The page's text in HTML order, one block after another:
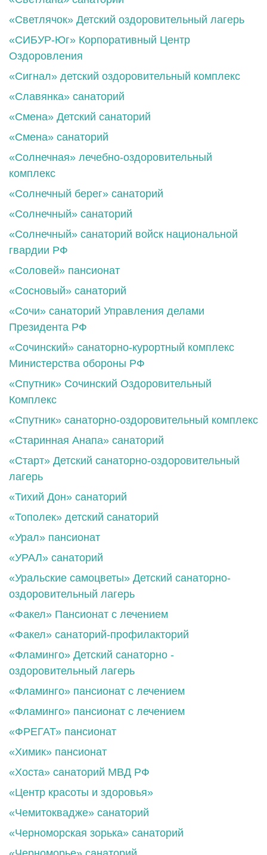
«Светлячок» Детский оздоровительный лагерь
«СИБУР-Юг» Корпоративный Центр
Оздоровления
«Сигнал» детский оздоровительный комплекс
«Славянка» санаторий
«Смена» Детский санаторий
«Смена» санаторий
«Солнечная» лечебно-оздоровительный
комплекс
«Солнечный берег» санаторий
«Солнечный» санаторий
«Солнечный» санаторий войск национальной
гвардии РФ
«Соловей» пансионат
«Сосновый» санаторий
«Сочи» санаторий Управления делами
Президента РФ
«Сочинский» санаторно-курортный комплекс
Министерства обороны РФ
«Спутник» Сочинский Оздоровительный
Комплекс
«Спутник» санаторно-оздоровительный комплекс
«Старинная Анапа» санаторий
«Старт» Детский санаторно-оздоровительный
лагерь
«Тихий Дон» санаторий
«Тополек» детский санаторий
«Урал» пансионат
«УРАЛ» санаторий
«Уральские самоцветы» Детский санаторно-
оздоровительный лагерь
«Факел» Пансионат с лечением
«Факел» санаторий-профилакторий
«Фламинго» Детский санаторно -
оздоровительный лагерь
«Фламинго» пансионат с лечением
«Фламинго» пансионат с лечением
«ФРЕГАТ» пансионат
«Химик» пансионат
«Хоста» санаторий МВД РФ
«Центр красоты и здоровья»
«Чемитоквадже» санаторий
«Черноморская зорька» санаторий